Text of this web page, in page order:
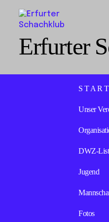
Erfurter
S T A R
Unser
DWZ-
Jugend
Fotos